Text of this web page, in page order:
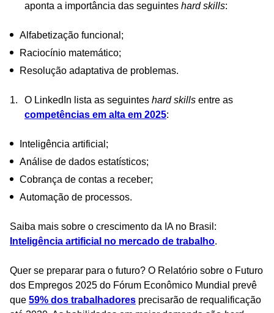
aponta a importância das seguintes hard skills:
Alfabetização funcional;
Raciocínio matemático;
Resolução adaptativa de problemas.
O LinkedIn lista as seguintes hard skills entre as
competências em alta em 2025:
Inteligência artificial;
Análise de dados estatísticos;
Cobrança de contas a receber;
Automação de processos.
Saiba mais sobre o crescimento da IA no Brasil:
Inteligência artificial no mercado de trabalho.
Quer se preparar para o futuro? O Relatório sobre o Futuro
dos Empregos 2025 do Fórum Econômico Mundial prevê
que 59% dos trabalhadores precisarão de requalificação